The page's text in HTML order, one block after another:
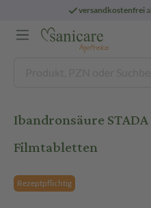
versandkostenfrei
Ibandronsäure
Filmtabletten
Rezeptpflichtig